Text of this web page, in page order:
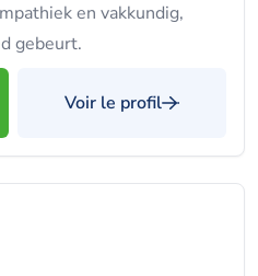
en vakkundig,
gebeurt.
Voir le profil